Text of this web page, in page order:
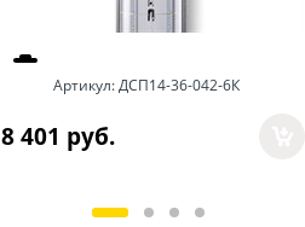
Артикул:ДСП14-36-042-6К
8 401 руб.